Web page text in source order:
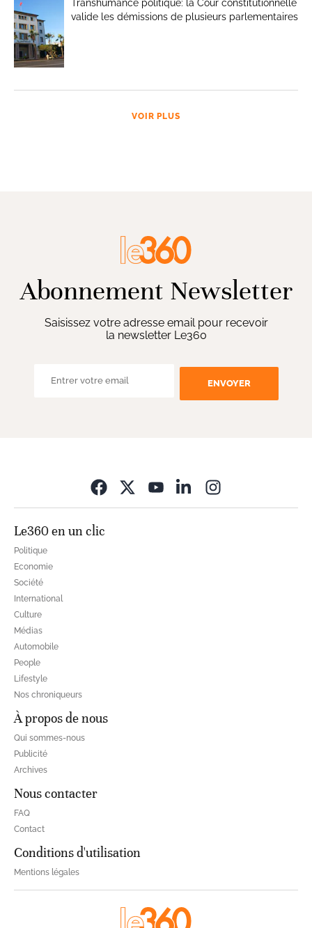
Transhumance politique: la Cour constitutionnelle
valide les démissions de plusieurs parlementaires
VOIR PLUS
Abonnement Newsletter
Saisissez votre adresse email pour recevoir
la newsletter Le360
ENVOYER
Le360 en un clic
Politique
Economie
Société
International
Culture
Médias
Automobile
People
Lifestyle
Nos chroniqueurs
À propos de nous
Qui sommes-nous
Publicité
Archives
Nous contacter
FAQ
Contact
Conditions d'utilisation
Mentions légales